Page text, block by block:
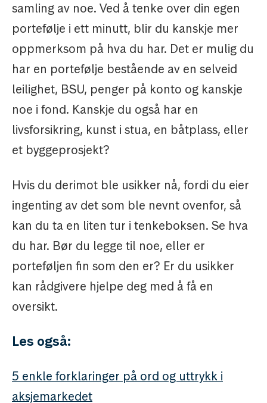
samling av noe. Ved å tenke over din egen
portefølje i ett minutt, blir du kanskje mer
oppmerksom på hva du har. Det er mulig du
har en portefølje bestående av en selveid
leilighet, BSU, penger på konto og kanskje
noe i fond. Kanskje du også har en
livsforsikring, kunst i stua, en båtplass, eller
et byggeprosjekt?
Hvis du derimot ble usikker nå, fordi du eier
ingenting av det som ble nevnt ovenfor, så
kan du ta en liten tur i tenkeboksen. Se hva
du har. Bør du legge til noe, eller er
porteføljen fin som den er? Er du usikker
kan rådgivere hjelpe deg med å få en
oversikt.
Les også:
5 enkle forklaringer på ord og uttrykk i
aksjemarkedet